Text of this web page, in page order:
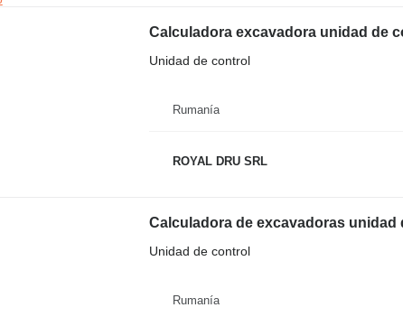
Unidad de control
Rumanía
ROYAL DRU SRL
Calculadora de excavadoras
Unidad de control
Rumanía